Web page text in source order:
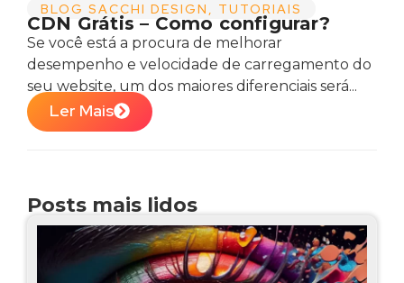
BLOG SACCHI DESIGN , TUTORIAIS
CDN Grátis – Como configurar?
Se você está a procura de melhorar
desempenho e velocidade de carregamento do
seu website, um dos maiores diferenciais será...
Ler Mais
Posts mais lidos